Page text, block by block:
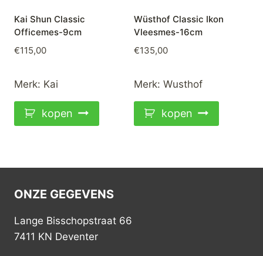
Kai Shun Classic
Officemes-9cm
€115,00
Merk: Kai
kopen
Wüsthof Classic Ikon
Vleesmes-16cm
€135,00
Merk: Wusthof
kopen
ONZE GEGEVENS
Lange Bisschopstraat 66
7411 KN Deventer